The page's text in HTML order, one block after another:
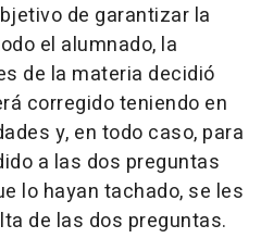
de garantizar la
el alumnado, la
de la materia decidió
corregido teniendo en
y, en todo caso, para
a las dos preguntas
lo hayan tachado, se les
de las dos preguntas.